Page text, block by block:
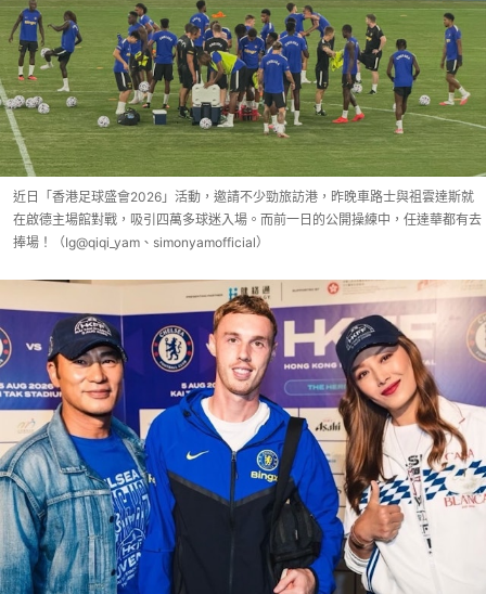
近日「香港足球盛會2026」活動，邀請不少勁旅訪港，昨晚車路士與祖雲達斯就
在啟德主場館對戰，吸引四萬多球迷入場。而前一日的公開操練中，任達華都有去
捧場！（Ig@qiqi_yam、simonyamofficial）